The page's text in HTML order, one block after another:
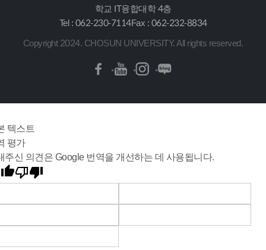
학교 IT융합대학 4층
Tel : 062-230-7114Fax : 062-232-8834
Copyright 2024. CHOSUN UNIVERSITY. All rights reserved.
텍스트
평가
주신 의견은 Google 번역을 개선하는 데 사용됩니다.